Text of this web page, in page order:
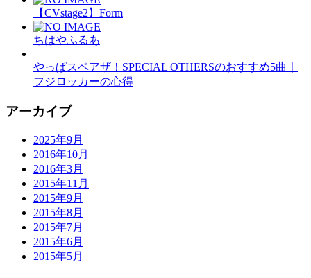
【CVstage2】Form
ちはやふるあ
やっぱスペアザ！SPECIAL OTHERSのおすすめ5曲｜
フジロッカーの心得
アーカイブ
2025年9月
2016年10月
2016年3月
2015年11月
2015年9月
2015年8月
2015年7月
2015年6月
2015年5月